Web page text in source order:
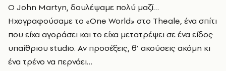
Ο John Martyn, δουλέψαμε πολύ μαζί…
Ηχογραφούσαμε το «One World» στο Theale, ένα σπίτι
που είχα αγοράσει και το είχα μετατρέψει σε ένα είδος
υπαίθριου studio. Αν προσέξεις, θ’ ακούσεις ακόμη κι
ένα τρένο να περνάει…